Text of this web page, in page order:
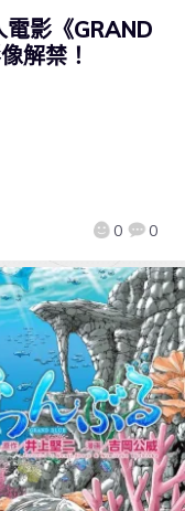
電影《GRAND
解禁！
0 0